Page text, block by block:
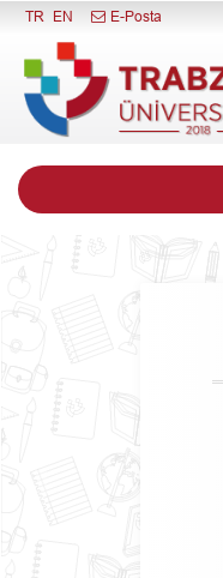
Menüyü Kapat
TR EN E-Posta